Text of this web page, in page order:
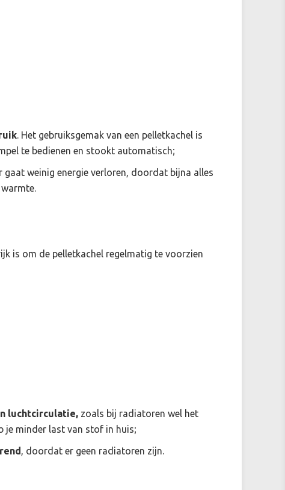
. Het gebruiksgemak van een pelletkachel is
te bedienen en stookt automatisch;
gaat weinig energie verloren, doordat bijna alles
is om de pelletkachel regelmatig te voorzien
luchtcirculatie, zoals bij radiatoren wel het
je minder last van stof in huis;
, doordat er geen radiatoren zijn.